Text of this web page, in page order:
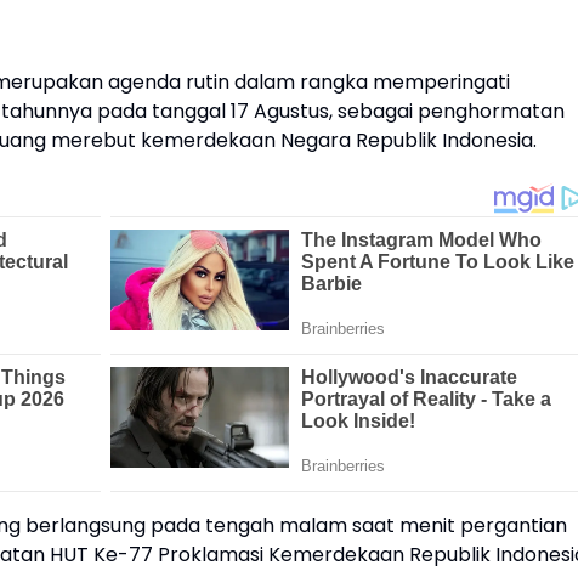
agenda rutin dalam rangka memperingati
pada tanggal 17 Agustus, sebagai penghormatan
merebut kemerdekaan Negara Republik Indonesia.
berlangsung pada tengah malam saat menit pergantian
HUT Ke-77 Proklamasi Kemerdekaan Republik